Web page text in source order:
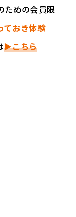
ための会員限
ておき体験
▶こちら